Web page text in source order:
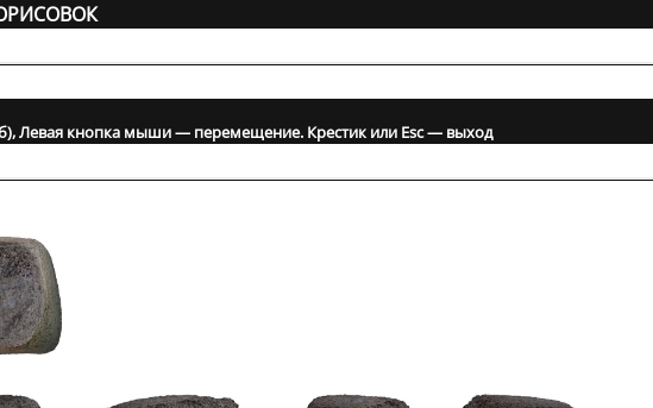
Левая кнопка мыши — перемещение. Крестик или Esc — выход